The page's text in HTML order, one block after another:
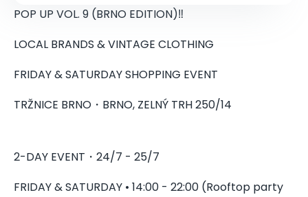
POP UP VOL. 9 (BRNO EDITION)‼️
LOCAL BRANDS & VINTAGE CLOTHING
FRIDAY & SATURDAY SHOPPING EVENT
TRŽNICE BRNO・BRNO, ZELNÝ TRH 250/14
2-DAY EVENT・24/7 - 25/7
FRIDAY & SATURDAY • 14:00 - 22:00 (Rooftop party